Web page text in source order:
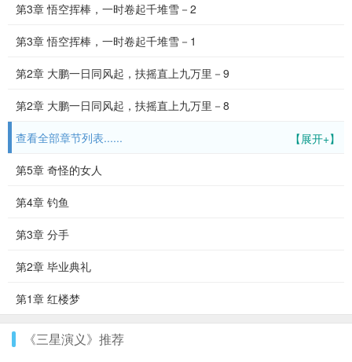
第3章 悟空挥棒，一时卷起千堆雪－2
第3章 悟空挥棒，一时卷起千堆雪－1
第2章 大鹏一日同风起，扶摇直上九万里－9
第2章 大鹏一日同风起，扶摇直上九万里－8
【展开+】
查看全部章节列表......
第5章 奇怪的女人
第4章 钓鱼
第3章 分手
第2章 毕业典礼
第1章 红楼梦
《三星演义》推荐